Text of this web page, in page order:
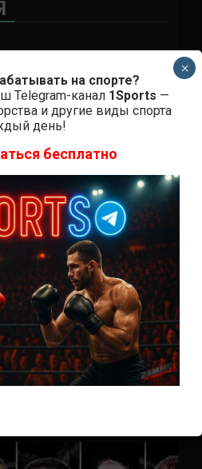
— Деметриус Джонсон
UFC
нельзя ,такое как ты назвать!
Николас Далби
реклама есть, а когда
видео длиною в жизнь.
на спорте?
Telegram-канал 1Sports —
и другие виды спорта
день!
бесплатно
×